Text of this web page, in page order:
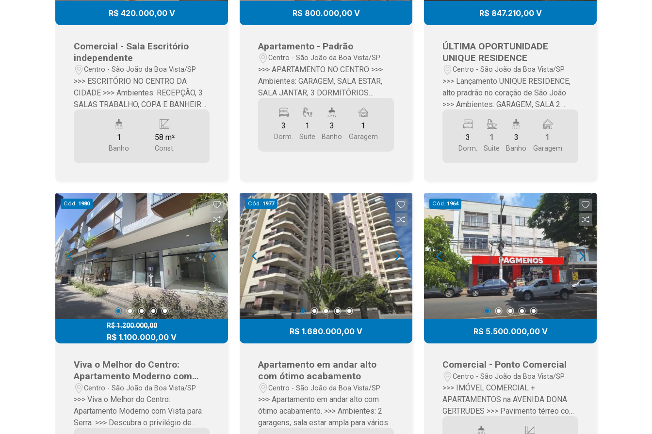
R$ 420.000,00 V
Comercial - Sala Escritório
independente
Centro - São João da Boa Vista/SP
>>> ESCRITÓRIO NO CENTRO DA
CIDADE >>> Ambientes: RECEPÇÃO, 3
SALAS TRABALHO, COPA E BANHEIRO,
1
Banho
58 m²
Const.
R$ 800.000,00 V
Apartamento - Padrão
Centro - São João da Boa Vista/SP
>>> APARTAMENTO NO CENTRO >>>
Ambientes: GARAGEM, SALA ESTAR,
SALA JANTAR, 3 DORMITÓRIOS
COZINHA PLANEJADA, DESPENSA,
ÁREA DE SERVIÇO >>> VALOR: R$
800.000,00
3
Dorm.
1
Suite
3
Banho
1
Garagem
R$ 847.210,00 V
ÚLTIMA OPORTUNIDADE
UNIQUE RESIDENCE
Centro - São João da Boa Vista/SP
>>> Lançamento UNIQUE RESIDENCE,
alto pradrão no coração de São João
>>> Ambientes: GARAGEM, SALA 2
GOUMERT COM CHURRASQUEIRA, 3
DORMITÓRIOS (SUÍTE COM
VARANDA), COZINHA, ÁREA DE
3
Dorm.
1
Suite
3
Banho
1
Garagem
Cód. 1980
R$ 1.200.000,00
R$ 1.100.000,00 V
Viva o Melhor do Centro:
Apartamento Moderno com
Vista para Serra !!!
Centro - São João da Boa Vista/SP
>>> Viva o Melhor do Centro:
Apartamento Moderno com Vista para
Serra. >>> Descubra o privilégio de
Cód. 1977
R$ 1.680.000,00 V
Apartamento em andar alto
com ótimo acabamento
Centro - São João da Boa Vista/SP
>>> Apartamento em andar alto com
ótimo acabamento. >>> Ambientes: 2
garagens, sala estar ampla para vários
Cód. 1964
R$ 5.500.000,00 V
Comercial - Ponto Comercial
Centro - São João da Boa Vista/SP
>>> IMÓVEL COMERCIAL +
APARTAMENTOS na AVENIDA DONA
GERTRUDES >>> Pavimento térreo com